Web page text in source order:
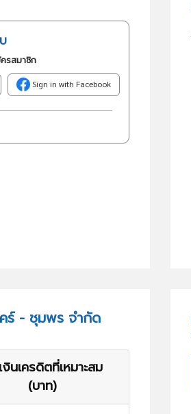
รสมาชิก
Sign in with Facebook
ร์ - ชุมพร จำกัด
นเครดิตที่เหมาะสม
(บาท)